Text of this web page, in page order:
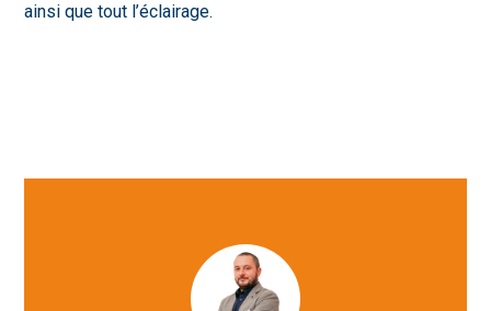
ainsi que tout l’éclairage.